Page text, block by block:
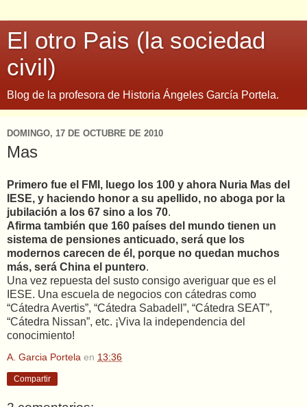
El otro Pais (la sociedad
civil)
Blog de la profesora de Historia Ángeles García Portela.
DOMINGO, 17 DE OCTUBRE DE 2010
Mas
Primero fue el FMI, luego los 100 y ahora Nuria Mas del
IESE, y haciendo honor a su apellido, no aboga por la
jubilación a los 67 sino a los 70.
Afirma también que 160 países del mundo tienen un
sistema de pensiones anticuado, será que los
modernos carecen de él, porque no quedan muchos
más, será China el puntero.
Una vez repuesta del susto consigo averiguar que es el
IESE. Una escuela de negocios con cátedras como
“Cátedra Avertis”, “Cátedra Sabadell”, “Cátedra SEAT”,
“Cátedra Nissan”, etc. ¡Viva la independencia del
conocimiento!
A. Garcia Portela en 13:36
Compartir